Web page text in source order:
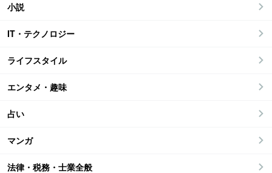
小説
IT・テクノロジー
ライフスタイル
エンタメ・趣味
占い
マンガ
法律・税務・士業全般